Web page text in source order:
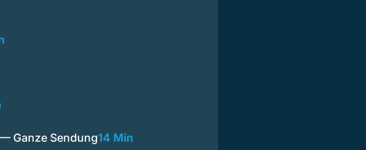
Ganze Sendung14 Min